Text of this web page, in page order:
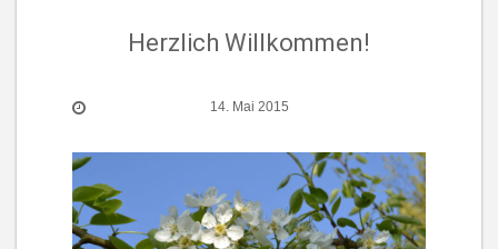
Herzlich Willkommen!
14. Mai 2015